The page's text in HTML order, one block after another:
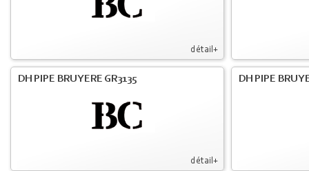
détail+
détail+
DH PIPE BRUYERE GR3135 DH PIPE